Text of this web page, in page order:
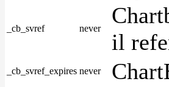
_cb_svref never
il
_cb_svref_expires never